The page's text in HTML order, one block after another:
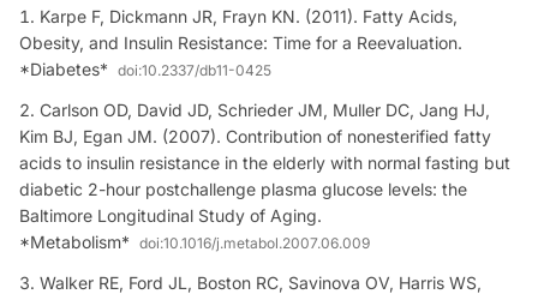
Karpe F, Dickmann JR, Frayn KN. (2011). Fatty Acids,
Obesity, and Insulin Resistance: Time for a Reevaluation.
*Diabetes* doi:10.2337/db11-0425
Carlson OD, David JD, Schrieder JM, Muller DC, Jang HJ,
Kim BJ, Egan JM. (2007). Contribution of nonesterified fatty
acids to insulin resistance in the elderly with normal fasting but
diabetic 2-hour postchallenge plasma glucose levels: the
Baltimore Longitudinal Study of Aging.
*Metabolism* doi:10.1016/j.metabol.2007.06.009
Walker RE, Ford JL, Boston RC, Savinova OV, Harris WS,